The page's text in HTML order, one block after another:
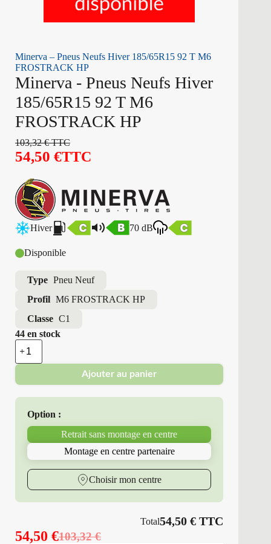
Minerva – Pneus Neufs Hiver 185/65R15 92 T M6
FROSTRACK HP
Minerva - Pneus Neufs Hiver
185/65R15 92 T M6
FROSTRACK HP
103,32€TTC
54,50 €TTC
Hiver 70 dB
Disponible
Type Pneu Neuf
Profil M6 FROSTRACK HP
Classe C1
44 en stock
quantité
de
Minerva
Pneus
Neufs
185/65R15
FROSTRACK
Ajouter au panier
Option :
Retrait sans montage en centre
Montage en centre partenaire
Choisir mon centre
Total54,50€ TTC
103,32€
54,50 €